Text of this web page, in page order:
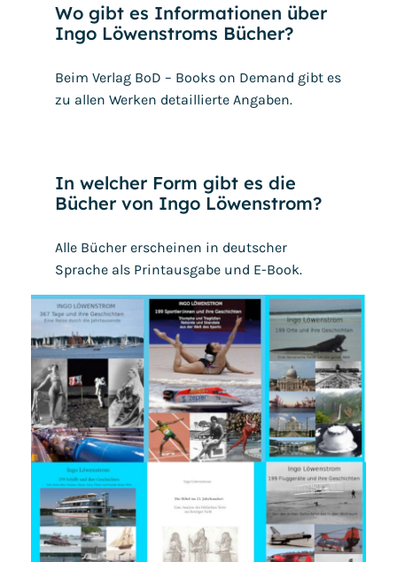
Wo gibt es Informationen über
Ingo Löwenstroms Bücher?
Beim Verlag BoD – Books on Demand gibt es
zu allen Werken detaillierte Angaben.
In welcher Form gibt es die
Bücher von Ingo Löwenstrom?
Alle Bücher erscheinen in deutscher
Sprache als Printausgabe und E-Book.